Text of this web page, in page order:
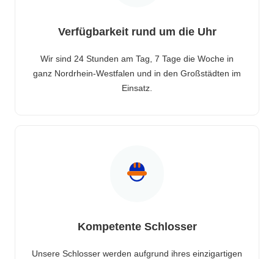
Verfügbarkeit rund um die Uhr
Wir sind 24 Stunden am Tag, 7 Tage die Woche in
ganz Nordrhein-Westfalen und in den Großstädten im
Einsatz.
Kompetente Schlosser
Unsere Schlosser werden aufgrund ihres einzigartigen